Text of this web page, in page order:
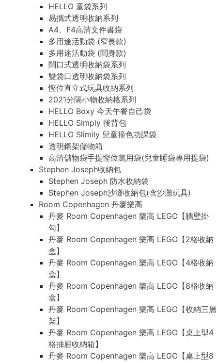
HELLO 童袋系列
易攜式透明收納系列
A4、F4高清文件書袋
多用途活動袋 (窄長款)
多用途活動袋 (闊身款)
闊口式透明收納袋系列
雙袋口透明收納袋系列
慳位直立式玩具收納系列
2021分隔小物收納格系列
HELLO Boxy 今天午餐自己袋
HELLO Simply 後背包
HELLO Slimily 兒童撞色功課袋
透明鋼架儲物箱
高清儲物袋手提慳位萬用袋(兒童睡袋專用提袋)
Stephen Joseph收納包
Stephen Joseph 防水收納袋
Stephen Joseph沙灘收納包(含沙灘玩具)
Room Copenhagen 丹麥樂高
丹麥 Room Copenhagen 樂高 LEGO【牆壁掛
勾】
丹麥 Room Copenhagen 樂高 LEGO【2格收納
盒】
丹麥 Room Copenhagen 樂高 LEGO【4格收納
盒】
丹麥 Room Copenhagen 樂高 LEGO【8格收納
盒】
丹麥 Room Copenhagen 樂高 LEGO【收納三層
架】
丹麥 Room Copenhagen 樂高 LEGO【桌上型4
格抽屜收納箱】
丹麥 Room Copenhagen 樂高 LEGO【桌上型8